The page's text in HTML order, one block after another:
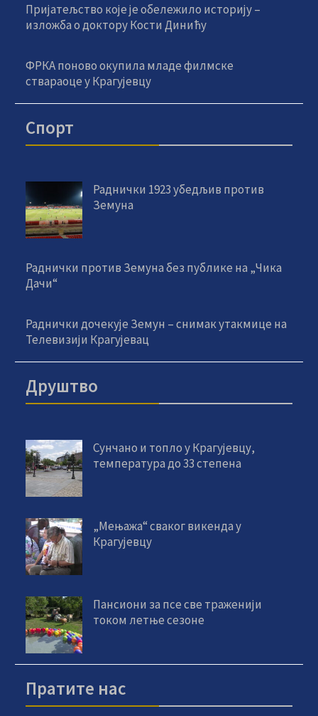
Пријатељство које је обележило историју –
изложба о доктору Кости Динићу
ФРКА поново окупила младе филмске
ствараоце у Крагујевцу
Спорт
Раднички 1923 убедљив против
Земуна
Раднички против Земуна без публике на „Чика
Дачи“
Раднички дочекује Земун – снимак утакмице на
Телевизији Крагујевац
Друштво
Сунчано и топло у Крагујевцу,
температура до 33 степена
„Мењажа“ сваког викенда у
Крагујевцу
Пансиони за псе све траженији
током летње сезоне
Пратите нас